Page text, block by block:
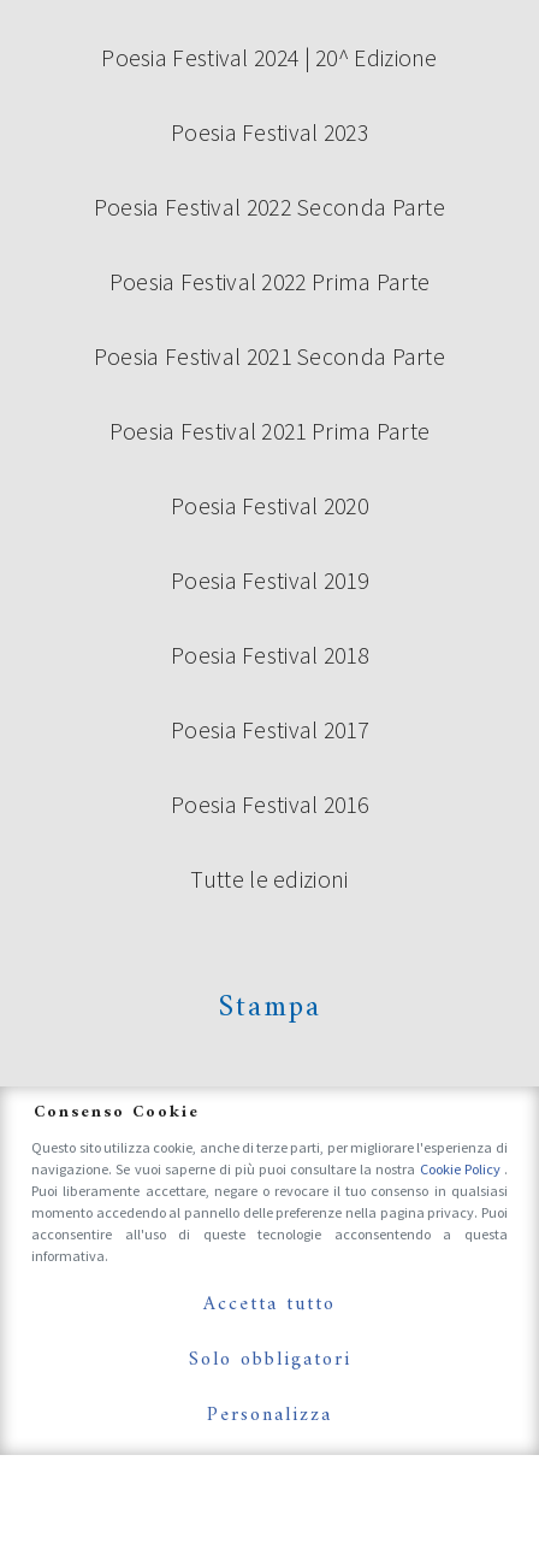
Poesia Festival 2024 | 20^ Edizione
Poesia Festival 2023
Poesia Festival 2022 Seconda Parte
Poesia Festival 2022 Prima Parte
Poesia Festival 2021 Seconda Parte
Poesia Festival 2021 Prima Parte
Poesia Festival 2020
Poesia Festival 2019
Poesia Festival 2018
Poesia Festival 2017
Poesia Festival 2016
Tutte le edizioni
Stampa
Accrediti Stampa e Fotografi
Follow Us On
Consenso Cookie
Questo sito utilizza cookie, anche di terze parti, per migliorare l'esperienza di
navigazione. Se vuoi saperne di più puoi consultare la nostra Cookie Policy .
Puoi liberamente accettare, negare o revocare il tuo consenso in qualsiasi
momento accedendo al pannello delle preferenze nella pagina privacy. Puoi
acconsentire all'uso di queste tecnologie acconsentendo a questa
informativa.
Accetta tutto
Solo obbligatori
Personalizza